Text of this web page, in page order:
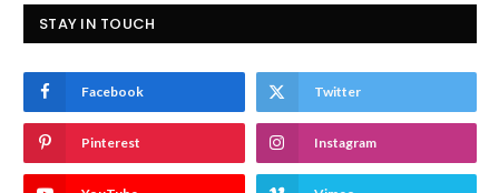
STAY IN TOUCH
Facebook Twitter
Pinterest Instagram